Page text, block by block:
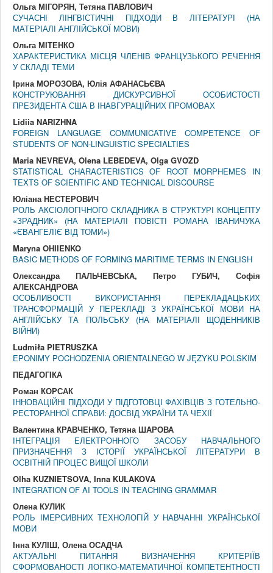
Ольга МІГОРЯН, Тетяна ПАВЛОВИЧ
СУЧАСНІ ЛІНГВІСТИЧНІ ПІДХОДИ В ЛІТЕРАТУРІ (НА
МАТЕРІАЛІ АНГЛІЙСЬКОЇ МОВИ)
Ольга МІТЕНКО
ХАРАКТЕРИСТИКА МІСЦЯ ЧЛЕНІВ ФРАНЦУЗЬКОГО РЕЧЕННЯ
У СКЛАДІ ТЕМИ
Ірина МОРОЗОВА, Юлія АФАНАСЬЄВА
КОНСТРУЮВАННЯ ДИСКУРСИВНОЇ ОСОБИСТОСТІ
ПРЕЗИДЕНТА США В ІНАВГУРАЦІЙНИХ ПРОМОВАХ
Lidiia NARIZHNA
FOREIGN LANGUAGE COMMUNICATIVE COMPETENCE OF
STUDENTS OF NON-LINGUISTIC SPECIALTIES
Maria NEVREVA, Olena LEBEDEVA, Olga GVOZD
STATISTICAL CHARACTERISTICS OF ROOT MORPHEMES IN
TEXTS OF SCIENTIFIC AND TECHNICAL DISCOURSE
Юліана НЕСТЕРОВИЧ
РОЛЬ АКСІОЛОГІЧНОГО СКЛАДНИКА В СТРУКТУРІ КОНЦЕПТУ
«ЗРАДНИК» (НА МАТЕРІАЛІ ПОВІСТІ РОМАНА ІВАНИЧУКА
«ЄВАНГЕЛІЄ ВІД ТОМИ»)
Maryna OHIIENKO
BASIC METHODS OF FORMING MARITIME TERMS IN ENGLISH
Олександра ПАЛЬЧЕВСЬКА, Петро ГУБИЧ, Софія
АЛЕКСАНДРОВА
ОСОБЛИВОСТІ ВИКОРИСТАННЯ ПЕРЕКЛАДАЦЬКИХ
ТРАНСФОРМАЦІЙ У ПЕРЕКЛАДІ З УКРАЇНСЬКОЇ МОВИ НА
АНГЛІЙСЬКУ ТА ПОЛЬСЬКУ (НА МАТЕРІАЛІ ЩОДЕННИКІВ
ВІЙНИ)
Ludmiła PIETRUSZKA
EPONIMY POCHODZENIA ORIENTALNEGO W JĘZYKU POLSKIM
ПЕДАГОГIКА
Роман КОРСАК
ІННОВАЦІЙНІ ПІДХОДИ У ПІДГОТОВЦІ ФАХІВЦІВ З ГОТЕЛЬНО-
РЕСТОРАННОЇ СПРАВИ: ДОСВІД УКРАЇНИ ТА ЧЕХІЇ
Валентина КРАВЧЕНКО, Тетяна ШАРОВА
ІНТЕГРАЦІЯ ЕЛЕКТРОННОГО ЗАСОБУ НАВЧАЛЬНОГО
ПРИЗНАЧЕННЯ З ІСТОРІЇ УКРАЇНСЬКОЇ ЛІТЕРАТУРИ В
ОСВІТНІЙ ПРОЦЕС ВИЩОЇ ШКОЛИ
Olha KUZNIETSOVA, Inna KULAKOVA
INTEGRATION OF AI TOOLS IN TEACHING GRAMMAR
Олена КУЛИК
РОЛЬ ІМЕРСИВНИХ ТЕХНОЛОГІЙ У НАВЧАННІ УКРАЇНСЬКОЇ
МОВИ
Інна КУЛІШ, Олена ОСАДЧА
АКТУАЛЬНІ ПИТАННЯ ВИЗНАЧЕННЯ КРИТЕРІЇВ
СФОРМОВАНОСТІ ЛОГІКО-МАТЕМАТИЧНОЇ КОМПЕТЕНТНОСТІ